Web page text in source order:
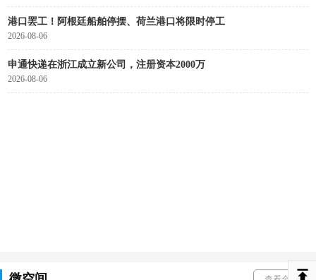
港口罢工！阿根廷船舶停摆、荷兰港口将限时停工
2026-08-06
申通快递在浙江成立新公司，注册资本2000万
2026-08-06